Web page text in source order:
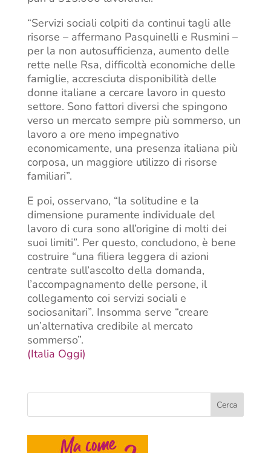
“Servizi sociali colpiti da continui tagli alle
risorse – affermano Pasquinelli e Rusmini –
per la non autosufficienza, aumento delle
rette nelle Rsa, difficoltà economiche delle
famiglie, accresciuta disponibilità delle
donne italiane a cercare lavoro in questo
settore. Sono fattori diversi che spingono
verso un mercato sempre più sommerso, un
lavoro a ore meno impegnativo
economicamente, una presenza italiana più
corposa, un maggiore utilizzo di risorse
familiari”.
E poi, osservano, “la solitudine e la
dimensione puramente individuale del
lavoro di cura sono all’origine di molti dei
suoi limiti”. Per questo, concludono, è bene
costruire “una filiera leggera di azioni
centrate sull’ascolto della domanda,
l’accompagnamento delle persone, il
collegamento coi servizi sociali e
sociosanitari”. Insomma serve “creare
un’alternativa credibile al mercato
sommerso”.
(Italia Oggi)